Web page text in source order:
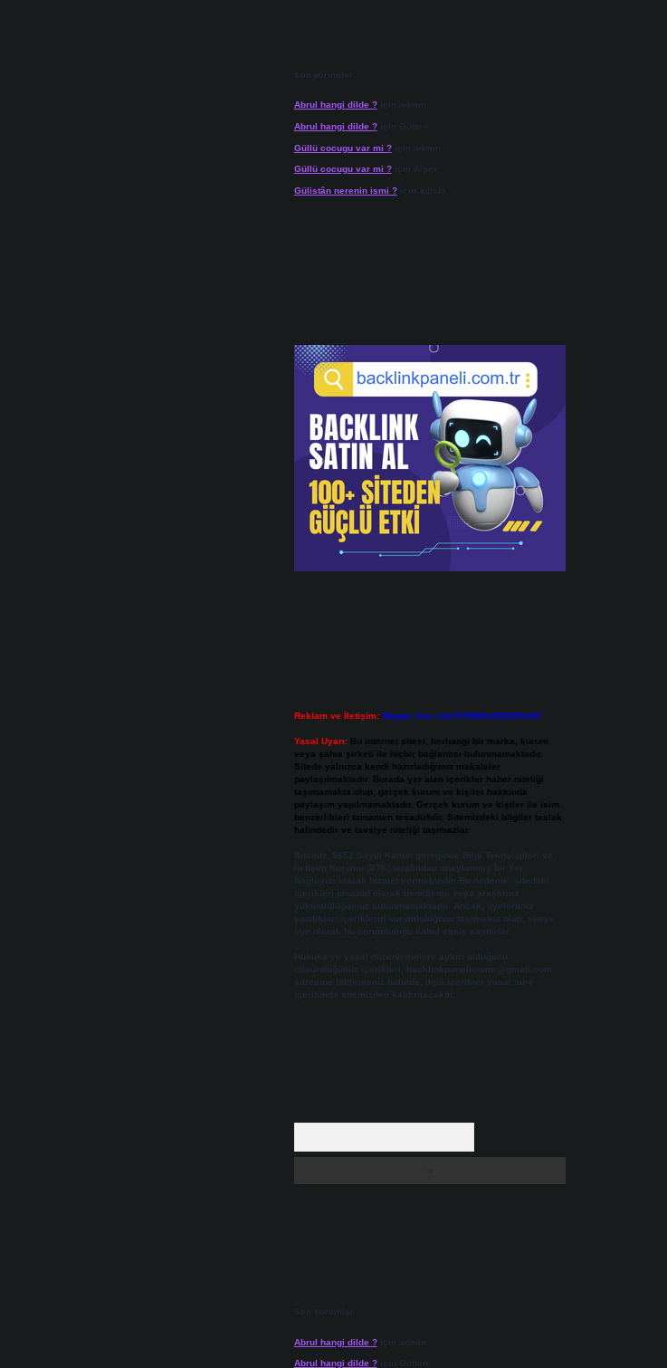
Son yorumlar
Abrul hangi dilde ?için admin
Abrul hangi dilde ?için Gülten
Güllü cocugu var mi ?için admin
Güllü cocugu var mi ?için Alper
Gülistân nerenin ismi ?için admin
Reklam ve İletişim: Skype: live:.cid.575569c608265c69
Yasal Uyarı: Bu internet sitesi, herhangi bir marka, kurum
veya şahıs şirketi ile hiçbir bağlantısı bulunmamaktadır.
Sitede yalnızca kendi hazırladığımız makaleler
paylaşılmaktadır. Burada yer alan içerikler haber niteliği
taşımamakta olup, gerçek kurum ve kişiler hakkında
paylaşım yapılmamaktadır. Gerçek kurum ve kişiler ile isim
benzerlikleri tamamen tesadüfidir. Sitemizdeki bilgiler taslak
halindedir ve tavsiye niteliği taşımazlar.
Sitemiz, 5651 Sayılı Kanun gereğince Bilgi Teknolojileri ve
İletişim Kurumu (BTK) tarafından onaylanmış bir Yer
Sağlayıcı olarak hizmet vermektedir. Bu nedenle, sitedeki
içerikleri proaktif olarak denetleme veya araştırma
yükümlülüğümüz bulunmamaktadır. Ancak, üyelerimiz
yazdıkları içeriklerin sorumluluğunu taşımakta olup, siteye
üye olarak bu sorumluluğu kabul etmiş sayılırlar.
Hukuka ve yasal düzenlemelere aykırı olduğunu
düşündüğünüz içerikleri,
backlinkpanelicomtr@gmail.com
adresine bildirmeniz halinde, ilgili içerikler yasal süre
içerisinde sitemizden kaldırılacaktır.
Son Yorumlar
Abrul hangi dilde ?için admin
Abrul hangi dilde ?için Gülten